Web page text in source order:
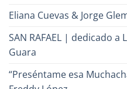
Eliana Cuevas & Jorge
SAN RAFAEL | dedicado
Guara
“Preséntame esa